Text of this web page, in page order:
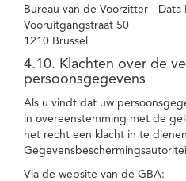
Bureau van de Voorzitter -
Vooruitgangstraat 50
1210 Brussel
4.10. Klachten over de
persoonsgegevens
Als u vindt dat uw
in overeenstemming met de
het recht een klacht in te
Via de website van de GBA: